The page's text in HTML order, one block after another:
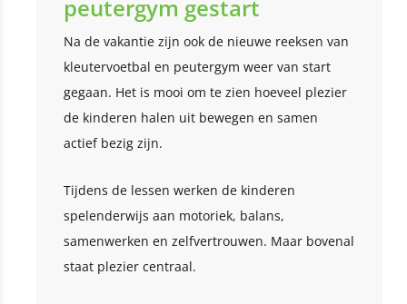
peutergym gestart
Na de vakantie zijn ook de nieuwe reeksen van
kleutervoetbal en peutergym weer van start
gegaan. Het is mooi om te zien hoeveel plezier
de kinderen halen uit bewegen en samen
actief bezig zijn.
Tijdens de lessen werken de kinderen
spelenderwijs aan motoriek, balans,
samenwerken en zelfvertrouwen. Maar bovenal
staat plezier centraal.